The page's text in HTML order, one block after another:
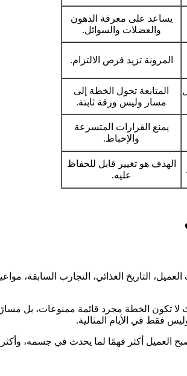
يساعد على معرفة الدهون
والعضلات والسوائل.
المرونة تزيد فرص الالتزام.
المتابعة تحول الخطة إلى
مسار وليس ورقة ثابتة.
يمنع القرارات المتسرعة
والإحباط.
الهدف هو تغيير قابل للحفاظ
عليه.
التاريخ الغذائي، التجارب السابقة،
لا تكون الخطة مجرد قائمة ممنوعات، بل مسارًا
فقط في الأيام المثالية.
العميل أكثر فهمًا لما يحدث في جسمه،